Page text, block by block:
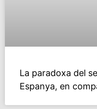
La paradoxa del
Espanya, en